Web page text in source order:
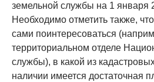
земельной службы на 1 января
Необходимо отметить также,
сами поинтересоваться
территориальном отделе
службы), в какой из
наличии имеется достаточная